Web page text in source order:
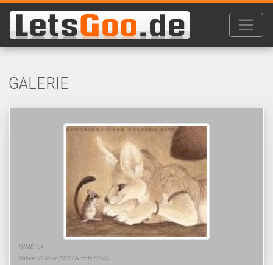
GALERIE
NAME: fux
Datum: 27.März 2022 / Aufrufe 50544